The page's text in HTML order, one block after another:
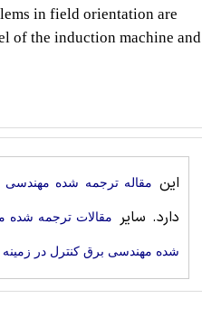
in field orientation are
of the induction machine and
این مقاله ترجمه شده مهندسی
دارد. سایر
مقالات ترجمه شده
شده مهندسی برق کنترل در زمینه